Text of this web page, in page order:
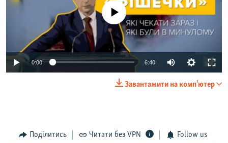
No media source currently available
0:00 6:40
Завантажити на комп'ютер
Поділитись Читати без VPN Follow us